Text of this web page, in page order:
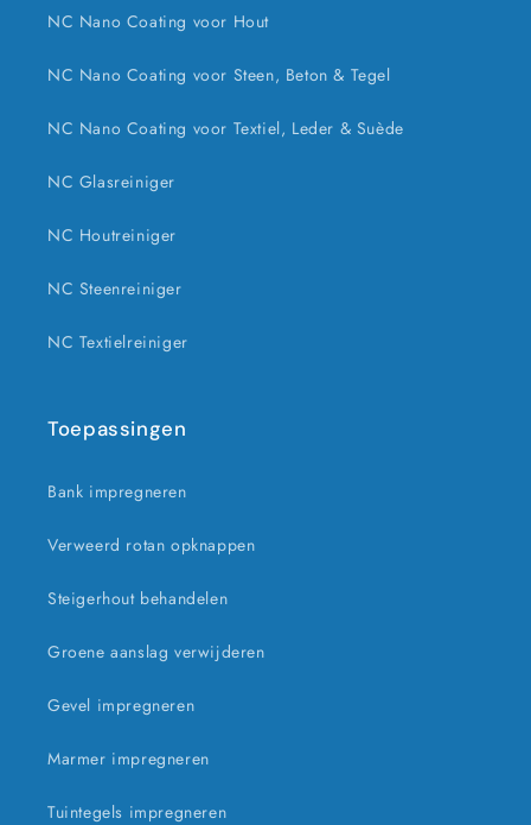
NC Nano Coating voor Hout
NC Nano Coating voor Steen, Beton & Tegel
NC Nano Coating voor Textiel, Leder & Suède
NC Glasreiniger
NC Houtreiniger
NC Steenreiniger
NC Textielreiniger
Toepassingen
Bank impregneren
Verweerd rotan opknappen
Steigerhout behandelen
Groene aanslag verwijderen
Gevel impregneren
Marmer impregneren
Tuintegels impregneren